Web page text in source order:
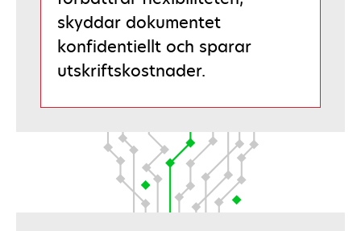
skyddar dokumentet
konfidentiellt och sparar
utskriftskostnader.